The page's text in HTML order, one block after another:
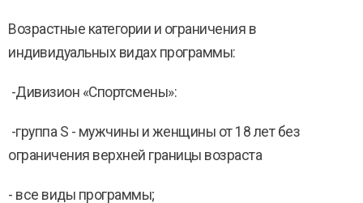
Возрастные категории и ограничения в
индивидуальных видах программы:
-Дивизион «Спортсмены»:
-группа S - мужчины и женщины от 18 лет без
ограничения верхней границы возраста
- все виды программы;